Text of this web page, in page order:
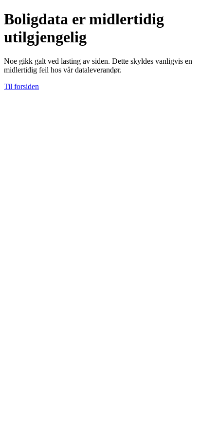
Boligdata er midlertidig
utilgjengelig
Noe gikk galt ved lasting av siden. Dette skyldes vanligvis en
midlertidig feil hos vår dataleverandør.
Til forsiden